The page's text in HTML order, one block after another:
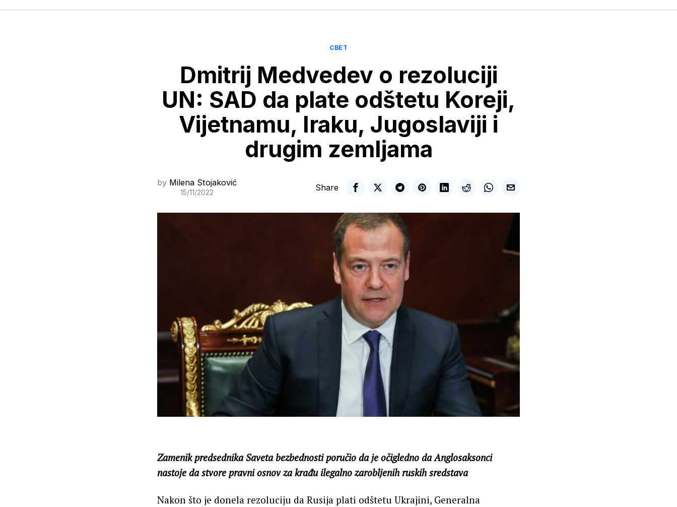
СВЕТ
Dmitrij Medvedev o rezoluciji
UN: SAD da plate odštetu Koreji,
Vijetnamu, Iraku, Jugoslaviji i
drugim zemljama
by Milena Stojaković
15/11/2022
Share
Zamenik predsednika Saveta bezbednosti poručio da je očigledno da Anglosaksonci
nastoje da stvore pravni osnov za krađu ilegalno zarobljenih ruskih sredstava
Nakon što je donela rezoluciju da Rusija plati odštetu Ukrajini, Generalna